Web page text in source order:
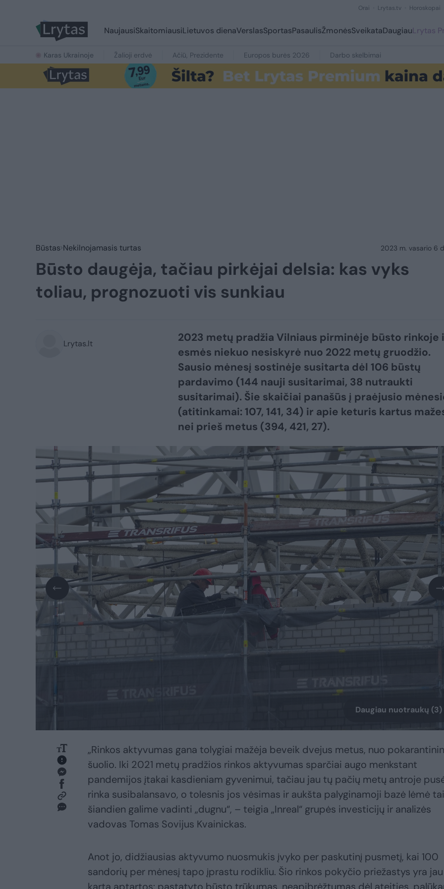
Orai Lrytas.tv Horoskopai
NaujausiSkaitomiausiLietuvos dienaVerslasSportasPasaulisŽmonėsSveikataDaugiauLrytas
Karas Ukrainoje Žalioji erdvė Ačiū, Prezidente Europos burės 2026 Darbo skelbimai
Būstas Nekilnojamasis turtas 2023 m. vasario 6
Būsto daugėja, tačiau pirkėjai delsia: kas vyks
toliau, prognozuoti vis sunkiau
Lrytas.lt
2023 metų pradžia Vilniaus pirminėje būsto rinkoje
esmės niekuo nesiskyrė nuo 2022 metų gruodžio.
Sausio mėnesį sostinėje susitarta dėl 106 būstų
pardavimo (144 nauji susitarimai, 38 nutraukti
susitarimai). Šie skaičiai panašūs į praėjusio
(atitinkamai: 107, 141, 34) ir apie keturis kartus
nei prieš metus (394, 421, 27).
Daugiau nuotraukų (3)
„Rinkos aktyvumas gana tolygiai mažėja beveik dvejus metus, nuo
šuolio. Iki 2021 metų pradžios rinkos aktyvumas sparčiai augo menkstant
pandemijos įtakai kasdieniam gyvenimui, tačiau jau tų pačių metų antroje
rinka susibalansavo, o tolesnis jos vėsimas ir aukšta palyginamoji bazė lėmė
šiandien galime vadinti „dugnu“, – teigia „Inreal“ grupės investicijų ir analizės
vadovas Tomas Sovijus Kvainickas.
Anot jo, didžiausias aktyvumo nuosmukis įvyko per paskutinį pusmetį, kai 100
sandorių per mėnesį tapo įprastu rodikliu. Šio rinkos pokyčio priežastys yra